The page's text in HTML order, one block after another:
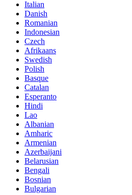
Italian
Danish
Romanian
Indonesian
Czech
Afrikaans
Swedish
Polish
Basque
Catalan
Esperanto
Hindi
Lao
Albanian
Amharic
Armenian
Azerbaijani
Belarusian
Bengali
Bosnian
Bulgarian